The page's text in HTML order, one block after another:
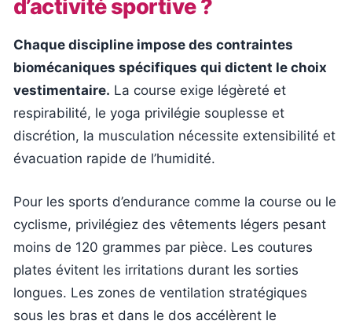
d’activité sportive ?
Chaque discipline impose des contraintes
biomécaniques spécifiques qui dictent le choix
vestimentaire. La course exige légèreté et
respirabilité, le yoga privilégie souplesse et
discrétion, la musculation nécessite extensibilité et
évacuation rapide de l’humidité.
Pour les sports d’endurance comme la course ou le
cyclisme, privilégiez des vêtements légers pesant
moins de 120 grammes par pièce. Les coutures
plates évitent les irritations durant les sorties
longues. Les zones de ventilation stratégiques
sous les bras et dans le dos accélèrent le